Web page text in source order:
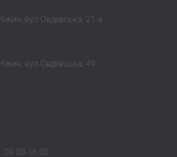
вул.Овдіївська, 21-а
вул.Овдіівська, 49
09.00-16.00